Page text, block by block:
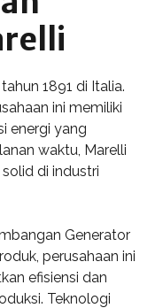
1891 di Italia.
ini memiliki
energi yang
waktu, Marelli
di industri
Generator
perusahaan ini
efisiensi dan
Teknologi